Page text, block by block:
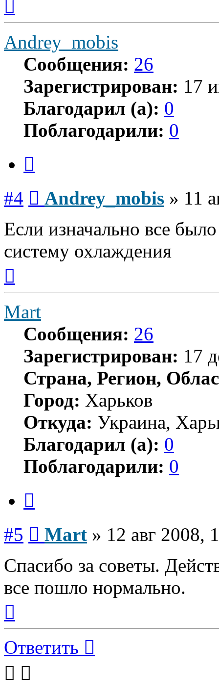
началу
Andrey_mobis
Сообщения: 26
Зарегистрирован: 17
Благодарил (а): 0
Поблагодарили: 0
#4 Andrey_mobis » 11
Если изначально все
систему охлаждения
началу
Mart
Сообщения: 26
Зарегистрирован: 17
Страна, Регион,
Город: Харьков
Откуда: Украина,
Благодарил (а): 0
Поблагодарили: 0
#5 Mart » 12 авг 2008,
Спасибо за советы.
все пошло нормально.
началу
Ответить